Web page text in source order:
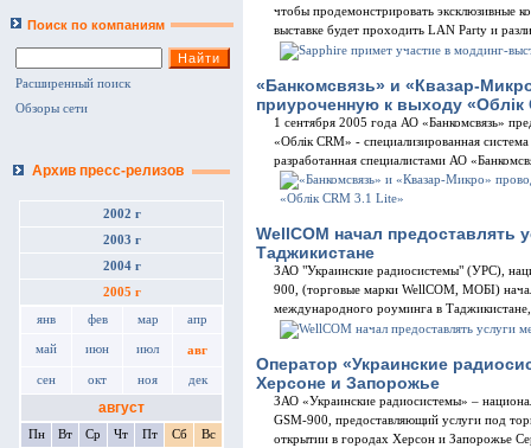
Поиск по компаниям
Расширенный поиск
Обзоры сети
Архив пресс-релизов
2002 г
2003 г
2004 г
2005 г
янв фев мар апр
май июн июл авг
сен окт ноя дек
август
Пн Вт Ср Чт Пт Сб
Вс
чтобы продемонстрировать эксклюзивные
выставке будет проходить LAN Party и
«Банкомсвязь» и «Квазар-
приуроченную к выходу «Облік
1 сентября 2005 года АО «Банкомсвязь»
«Облік CRM» - специализированная
разработанная специалистами АО
WellCOM начал предоставлять
Таджикистане
ЗАО "Украинские радиосистемы" (УРС),
900, (торговые марки WellCOM, МОБІ)
международного роуминга в
Оператор «Украинские
Херсоне и Запорожье
ЗАО «Украинские радиосистемы» –
GSM-900, предоставляющий услуги под
открытии в городах Херсон и Запорожье